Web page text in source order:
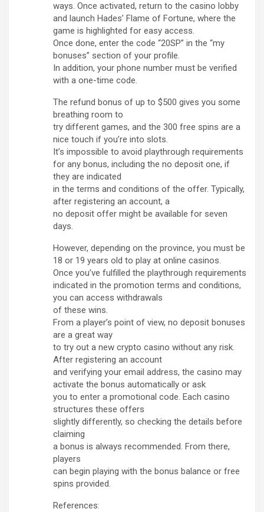
ways. Once activated, return to the casino lobby
and launch Hades’ Flame of Fortune, where the
game is highlighted for easy access.
Once done, enter the code “20SP” in the “my
bonuses” section of your profile.
In addition, your phone number must be verified
with a one-time code.
The refund bonus of up to $500 gives you some
breathing room to
try different games, and the 300 free spins are a
nice touch if you’re into slots.
It’s impossible to avoid playthrough requirements
for any bonus, including the no deposit one, if
they are indicated
in the terms and conditions of the offer. Typically,
after registering an account, a
no deposit offer might be available for seven
days.
However, depending on the province, you must be
18 or 19 years old to play at online casinos.
Once you’ve fulfilled the playthrough requirements
indicated in the promotion terms and conditions,
you can access withdrawals
of these wins.
From a player’s point of view, no deposit bonuses
are a great way
to try out a new crypto casino without any risk.
After registering an account
and verifying your email address, the casino may
activate the bonus automatically or ask
you to enter a promotional code. Each casino
structures these offers
slightly differently, so checking the details before
claiming
a bonus is always recommended. From there,
players
can begin playing with the bonus balance or free
spins provided.
References: